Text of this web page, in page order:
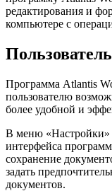
редактирования и
компьютере с
Программа Atlantis
пользователю
более удобной и
В меню «Настройки»
интерфейса
сохранение
задать
документов.